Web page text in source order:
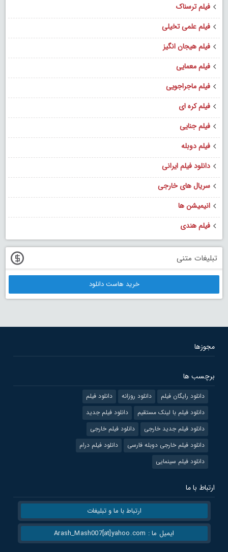
فیلم ترسناک
فیلم علمی تخیلی
فیلم هیجان انگیز
فیلم معمایی
فیلم ماجراجویی
فیلم کره ای
فیلم جنایی
فیلم دوبله
دانلود فیلم ایرانی
سریال های خارجی
انیمیشن ها
فیلم هندی
تبلیغات متنی
خرید هاست دانلود
مجوزها
برچسب ها
دانلود رایگان فیلم دانلود روزانه
دانلود فیلم
دانلود فیلم با لینک مستقیم
دانلود فیلم جدید
دانلود فیلم جدید خارجی
دانلود فیلم خارجی
دانلود فیلم خارجی دوبله فارسی
دانلود فیلم درام
دانلود فیلم سینمایی
ارتباط با ما
ارتباط با ما و تبلیغات
ایمیل ما : Arash_Mash007[at]yahoo.com